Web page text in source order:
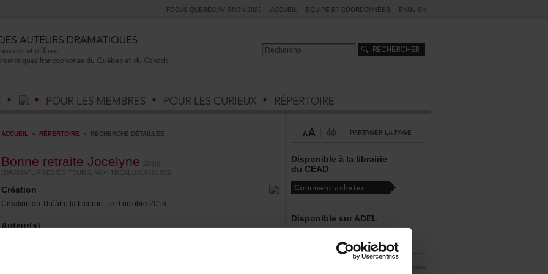
FOCUSQUÉBECAVIGNON2026 ACCUEIL ÉQUIPEETCOORDONNÉES ENGLISH
ACCUEIL » RÉPERTOIRE » RECHERCHEDÉTAILLÉE
BonneretraiteJocelyne [2018]
(DRAMATURGESÉDITEURS,MONTRÉAL:2018)16.95$
Création
CréationauThéâtrelaLicorne,le9octobre2018
Auteur(s)
PARTAGERLAPAGE
Disponibleàlalibrairie
duCEAD
DisponiblesurADEL